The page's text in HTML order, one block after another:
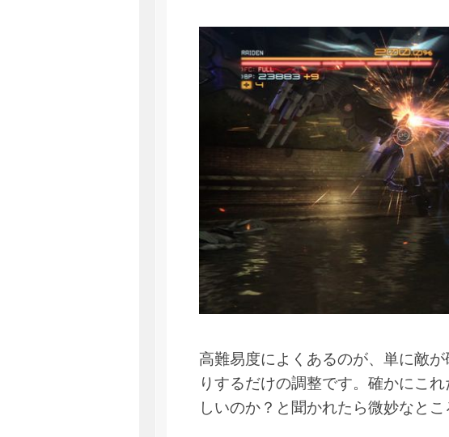
高難易度によくあるのが、単に敵
りするだけの調整です。確かにこ
しいのか？と聞かれたら微妙なとこ